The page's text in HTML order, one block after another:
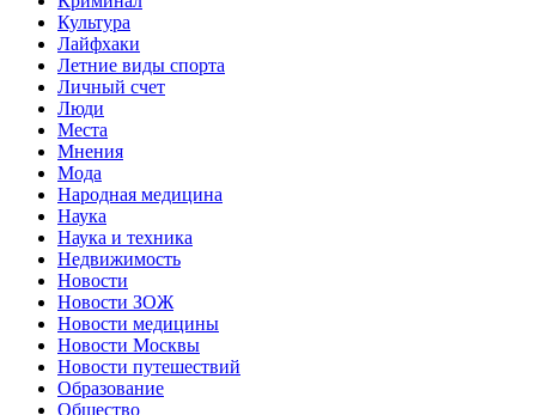
Культура
Лайфхаки
Летние виды спорта
Личный счет
Люди
Места
Мнения
Мода
Народная медицина
Наука
Наука и техника
Недвижимость
Новости
Новости ЗОЖ
Новости медицины
Новости Москвы
Новости путешествий
Образование
Общество